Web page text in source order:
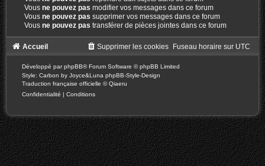
Vousne pouvez pas modifier vos messages dans ce forum
Vousne pouvez pas supprimer vos messages dans ce forum
Vousne pouvez pas transférer de pièces jointes dans ce forum
Accueil Fuseau horaire sur UTC
Supprimer les cookies
Développé parphpBB® Forum Software © phpBB Limited
Style: Carbon by Joyce&Luna phpBB-Style-Design
Traduction française officielle ©Qiaeru
Confidentialité | Conditions